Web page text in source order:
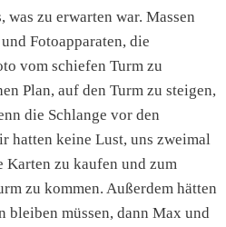
was zu erwarten war. Massen
Fotoapparaten, die
vom schiefen Turm zu
Plan, auf den Turm zu steigen,
die Schlange vor den
hatten keine Lust, uns zweimal
Karten zu kaufen und zum
zu kommen. Außerdem hätten
bleiben müssen, dann Max und